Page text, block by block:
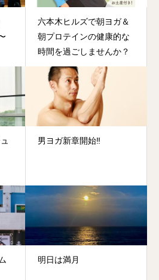
六本木ヒルズで朝ヨガ＆
朝プロテインの健康的な
時間を過ごしませんか？
男ヨガ新章開始‼️
明日は満月